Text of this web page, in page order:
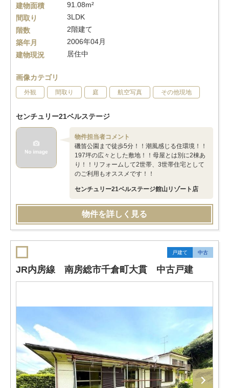
建物面積
91.08m²
間取り
3LDK
階数
2階建て
築年月
2006年04月
建物現況
居住中
画像カテゴリ
外観 間取り 庭 航空写真 その他現地
センチュリー21ベルステージ
物件担当者コメント
磯笛公園まで徒歩5分！！潮風感じる住環境！！
197坪の広々とした敷地！！母屋とは別に2棟あ
り！！リフォームして2世帯、3世帯住宅として
のご利用もオススメです！！
センチュリー21ベルステージ館山リゾート店
物件を詳しく見る
戸建て 中古
JR内房線 南房総市千倉町大貫 中古戸建